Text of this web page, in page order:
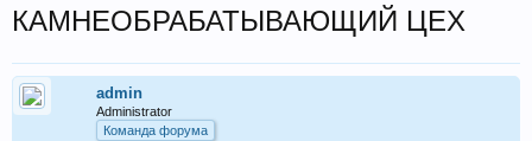
КАМНЕОБРАБАТЫВАЮЩИЙ ЦЕХ
admin
Administrator
Команда форума